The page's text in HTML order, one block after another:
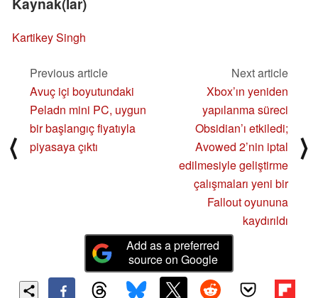
Kartikey Singh
⟨
Previous article
Avuç içi boyutundaki
Peladn mini PC, uygun
bir başlangıç fiyatıyla
piyasaya çıktı
Next article
Xbox’ın yeniden
yapılanma süreci
Obsidian’ı etkiledi;
Avowed 2’nin iptal
edilmesiyle geliştirme
çalışmaları yeni bir
Fallout oyununa
kaydırıldı
⟩
Add as a preferred
source on Google